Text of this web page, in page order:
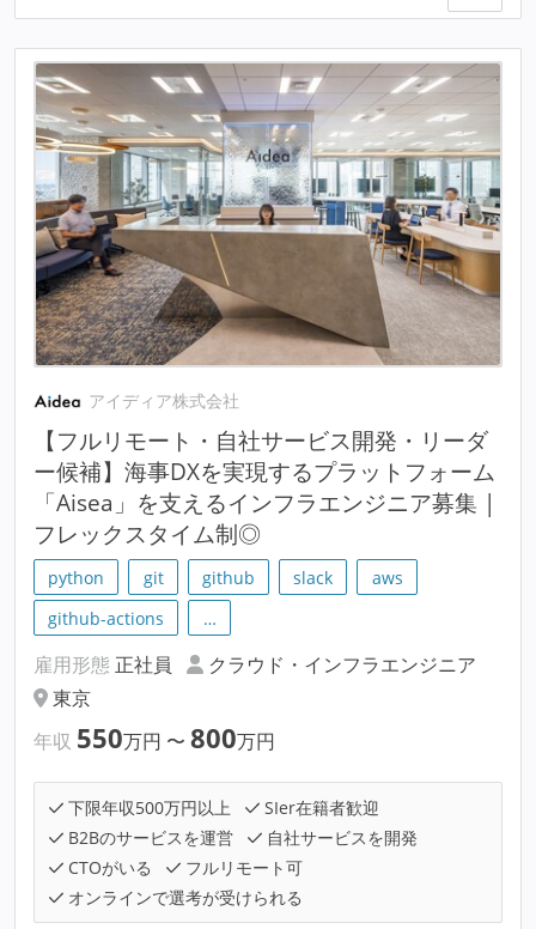
アイディア株式会社
【フルリモート・自社サービス開発・リーダ
ー候補】海事DXを実現するプラットフォーム
「Aisea」を支えるインフラエンジニア募集 |
フレックスタイム制◎
python git github slack
aws
github-actions
…
雇用形態 正社員
クラウド・インフラエンジニア
東京
年収 550万円 〜 800万円
下限年収500万円以上
SIer在籍者歓迎
B2Bのサービスを運営
自社サービスを開発
CTOがいる
フルリモート可
オンラインで選考が受けられる